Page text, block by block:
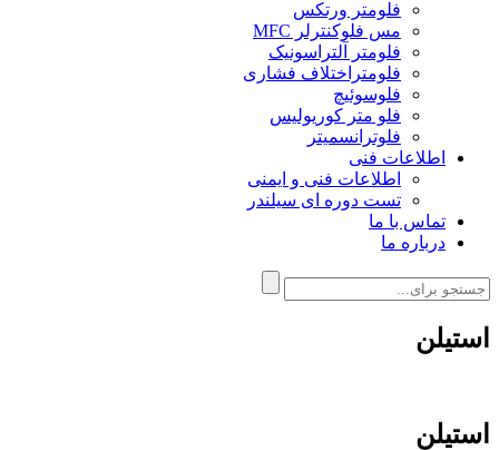
فلومتر ورتکس
مس فلوکنترلر MFC
فلومتر آلتراسونیک
فلومتراختلاف فشاری
فلوسوئیچ
فلو متر کوریولیس
فلوترانسمیتر
اطلاعات فنی
اطلاعات فنی و ایمنی
تست دوره ای سیلندر
تماس با ما
درباره ما
استیلن
استیلن